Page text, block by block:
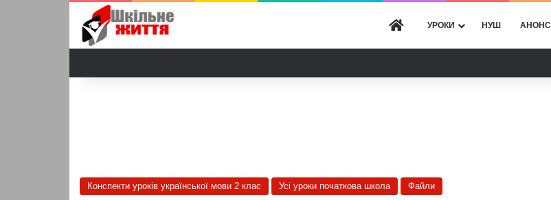
ГОЛОВНА
УРОКИ НУШ АНОНС
Конспекти уроків української мови 2 клас Усі уроки початкова школа Файли